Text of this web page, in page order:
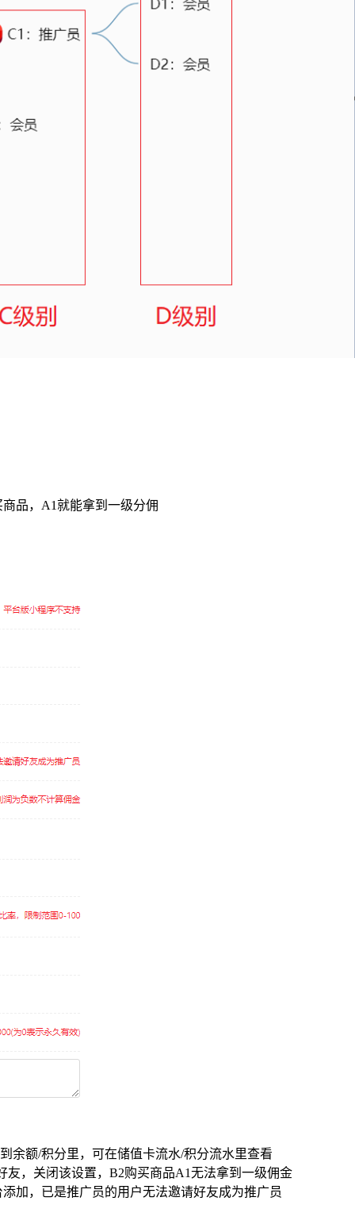
品，A1就能拿到一级分佣
余额/积分里，可在储值卡流水/积分流水里查看
，关闭该设置，B2购买商品A1无法拿到一级佣金
加，已是推广员的用户无法邀请好友成为推广员